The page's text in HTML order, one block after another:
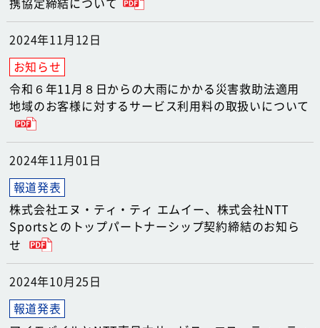
携協定締結について
2024年11月12日
令和６年11月８日からの大雨にかかる災害救助法適用
地域のお客様に対するサービス利用料の取扱いについて
2024年11月01日
株式会社エヌ・ティ・ティ エムイー、株式会社NTT
Sportsとのトップパートナーシップ契約締結のお知ら
せ
2024年10月25日